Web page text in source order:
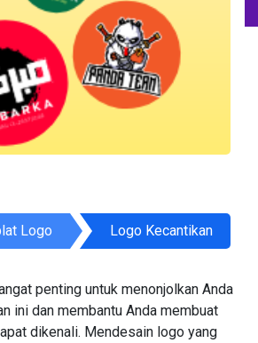
Logo Logo Kecantikan
penting untuk menonjolkan Anda
ini dan membantu Anda membuat
dikenali. Mendesain logo yang